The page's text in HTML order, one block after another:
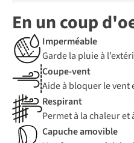
En un coup
Imperméable
Garde la pluie à
Coupe-vent
Aide à bloquer le
Respirant
Permet à la chaleur
Capuche amovible